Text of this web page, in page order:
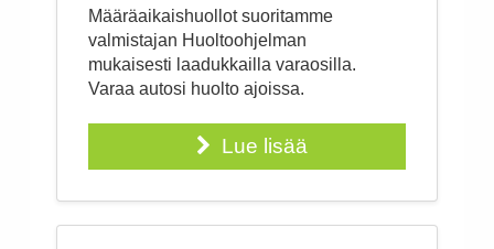
Määräaikaishuollot suoritamme
valmistajan Huoltoohjelman
mukaisesti laadukkailla varaosilla.
Varaa autosi huolto ajoissa.
Lue lisää